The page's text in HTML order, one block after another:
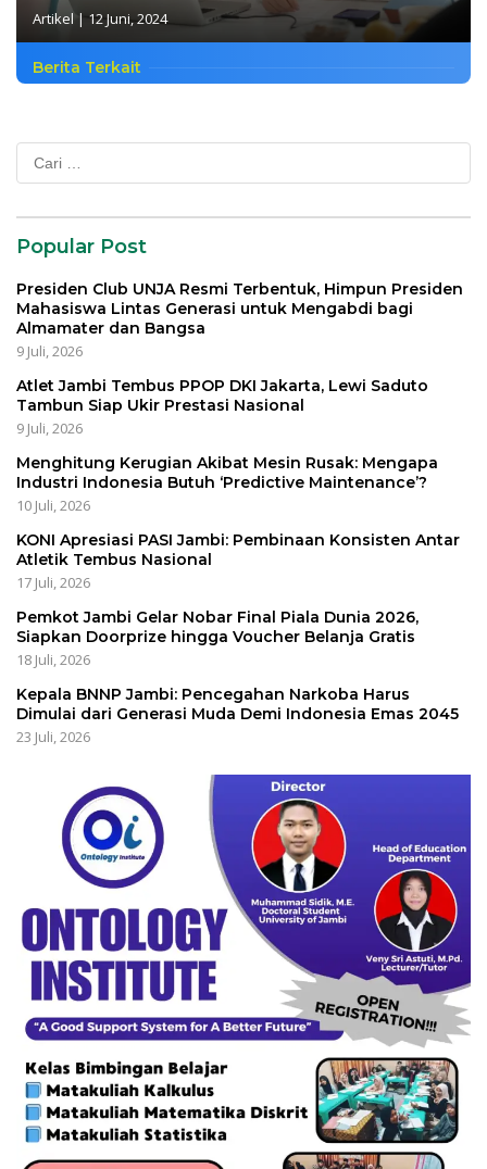
Artikel | 12 Juni, 2024
Berita Terkait
Popular Post
Presiden Club UNJA Resmi Terbentuk, Himpun Presiden
Mahasiswa Lintas Generasi untuk Mengabdi bagi
Almamater dan Bangsa
9 Juli, 2026
Atlet Jambi Tembus PPOP DKI Jakarta, Lewi Saduto
Tambun Siap Ukir Prestasi Nasional
9 Juli, 2026
Menghitung Kerugian Akibat Mesin Rusak: Mengapa
Industri Indonesia Butuh ‘Predictive Maintenance’?
10 Juli, 2026
KONI Apresiasi PASI Jambi: Pembinaan Konsisten Antar
Atletik Tembus Nasional
17 Juli, 2026
Pemkot Jambi Gelar Nobar Final Piala Dunia 2026,
Siapkan Doorprize hingga Voucher Belanja Gratis
18 Juli, 2026
Kepala BNNP Jambi: Pencegahan Narkoba Harus
Dimulai dari Generasi Muda Demi Indonesia Emas 2045
23 Juli, 2026